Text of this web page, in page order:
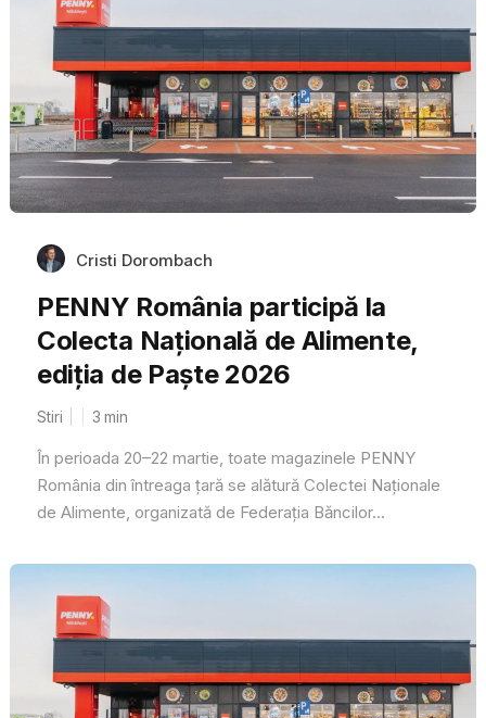
Cristi Dorombach
PENNY România participă la
Colecta Națională de Alimente,
ediția de Paște 2026
Stiri 3 min
În perioada 20–22 martie, toate magazinele PENNY
România din întreaga țară se alătură Colectei Naționale
de Alimente, organizată de Federația Băncilor...